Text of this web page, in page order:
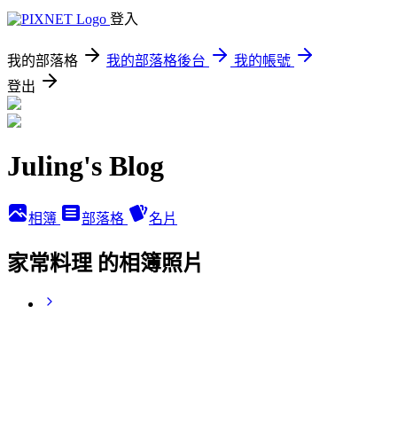
登入
我的部落格 我的部落格後台
我的帳號
登出
Juling's Blog
相簿 部落格 名片
家常料理 的相簿照片